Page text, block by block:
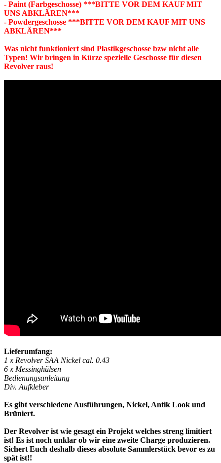
- Paint (Farbgeschosse) ***BITTE VOR DEM KAUF MIT
UNS ABKLÄREN***
- Powdergeschosse ***BITTE VOR DEM KAUF MIT UNS
ABKLÄREN***
Was nicht funktioniert sind Plastikgeschosse bzw nicht alle
Typen! Wir bringen in Kürze spezielle Geschosse für diesen
Revolver raus!
Lieferumfang:
1 x Revolver SAA Nickel cal. 0.43
6 x Messinghülsen
Bedienungsanleitung
Div. Aufkleber
Es gibt verschiedene Ausführungen, Nickel, Antik Look und
Brüniert.
Der Revolver ist wie gesagt ein Projekt welches streng limitiert
ist! Es ist noch unklar ob wir eine zweite Charge produzieren.
Sichert Euch deshalb dieses absolute Sammlerstück bevor es zu
spät ist!!